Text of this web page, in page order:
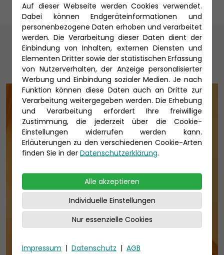
Unsere Reiseexperten
Auf dieser Webseite werden Cookies verwendet.
Dabei können Endgeräteinformationen und
personenbezogene Daten erhoben und verarbeitet
werden. Die Verarbeitung dieser Daten dient der
Einbindung von Inhalten, externen Diensten und
Elementen Dritter sowie der statistischen Erfassung
von Nutzerverhalten, der Anzeige personalisierter
Werbung und Einbindung sozialer Medien. Je nach
Funktion können diese Daten auch an Dritte zur
Verarbeitung weitergegeben werden. Die Erhebung
und Verarbeitung erfordert Ihre freiwillige
Zustimmung, die jederzeit über die Cookie-
Einstellungen widerrufen werden kann.
Erläuterungen zu den verschiedenen Cookie-Arten
finden Sie in der Datenschutzerklärung.
Alle akzeptieren
Individuelle Einstellungen
Nur essenzielle Cookies
Impressum | Datenschutz | AGB